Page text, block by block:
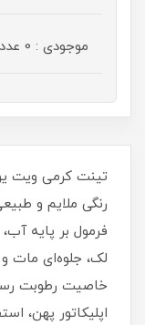
موجودی : 0 عدد
رنگی ملایم و
فرمول بر پایه
لک، جلوه‌ای مات
خاصیت رطوبت‌
اپلیکاتور پهن،